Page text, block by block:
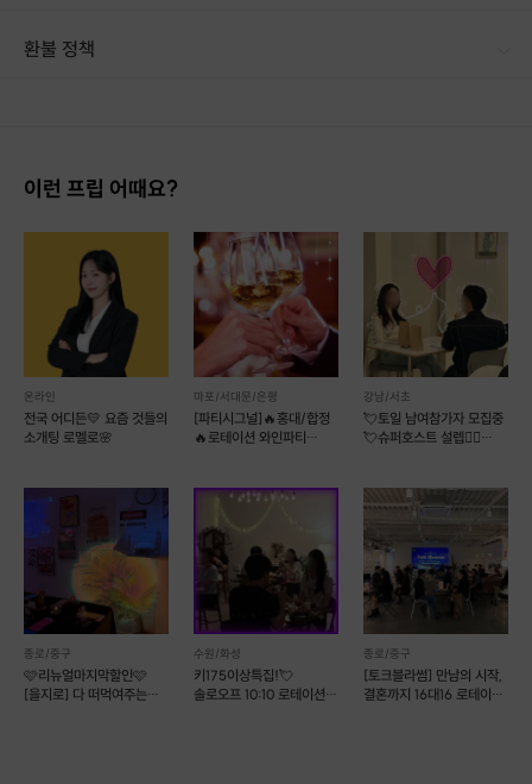
환불 정책
이런 프립 어때요?
온라인
전국 어디든💛 요즘 것들의
소개팅 로멜로🌸
마포/서대문/은평
[파티시그널]🔥홍대/합정
🔥로테이션 와인파티
강남/서초
💘토일 남여참가자 모집중
💘슈퍼호스트 설렙❤️‍🔥
종로/중구
🩷리뉴얼마지막할인🩷
[을지로] 다 떠먹여주는
수원/화성
키175이상특집!💘
솔로오프 10:10 로테이션
종로/중구
[토크블라썸] 만남의 시작,
결혼까지 16대16 로테이션